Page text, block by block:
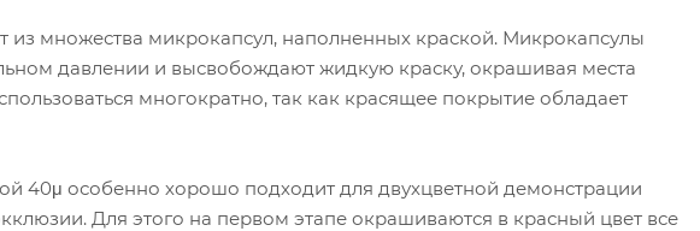
из множества микрокапсул, наполненных краской. Микрокапсулы
давлении и высвобождают жидкую краску, окрашивая места
многократно, так как красящее покрытие обладает
40μ особенно хорошо подходит для двухцветной демонстрации
Для этого на первом этапе окрашиваются в красный цвет все